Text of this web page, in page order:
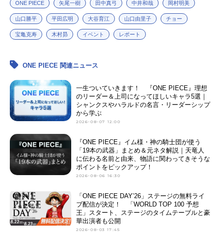
ONE PIECE 矢尾一樹 田中真弓 中井和哉 岡村明美
山口勝平 平田広明 大谷育江 山口由里子 チョー
宝亀克寿 木村昴 イベント レポート
ONE PIECE 関連ニュース
一生ついていきます！ 『ONE PIECE』理想
のリーダー＆上司になってほしいキャラ5選｜
シャンクスやハラルドの名言・リーダーシップ
から学ぶ
2026-08-07 12:00
『ONE PIECE』イム様・神の騎士団が使う
「19本の武器」まとめ＆元ネタ解説｜天竜人
に伝わる名前と由来、物語に関わってきそうな
ポイントをピックアップ！
2026-08-06 16:30
「ONE PIECE DAY’26」ステージの無料ライ
ブ配信が決定！ 「WORLD TOP 100 予想
王」スタート、ステージのタイムテーブルと豪
華出演者も公開
2026-08-03 17:45